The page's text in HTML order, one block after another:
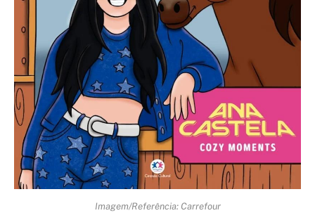
Imagem/Referência: Carrefour